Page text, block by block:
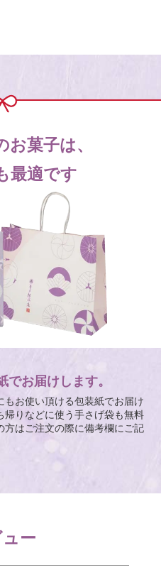
お菓子は、
最適です
でお届けします。
もお使い頂ける包装紙でお届け
帰りなどに使う手さげ袋も無料
方はご注文の際に備考欄にご記
ー